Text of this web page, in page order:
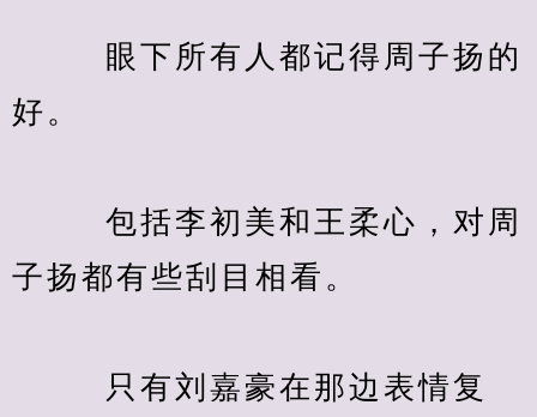
眼下所有人都记得周子扬的
好。
包括李初美和王柔心，对周
子扬都有些刮目相看。
只有刘嘉豪在那边表情复